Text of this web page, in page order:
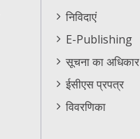
Menu
निविदाएं
E-Publishing
सूचना का अधिकार
ईसीएस प्रपत्र
विवरणिका